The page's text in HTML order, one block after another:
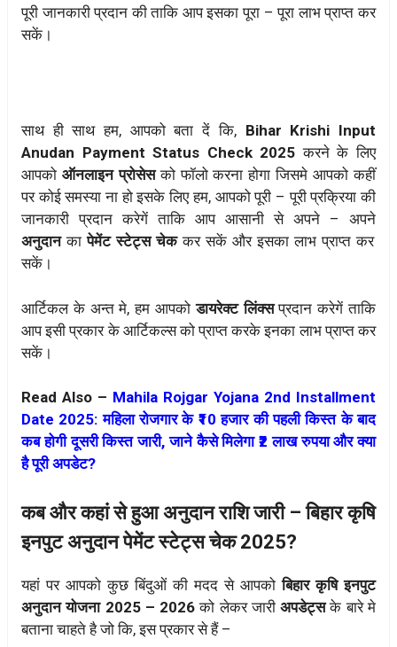
पूरी जानकारी प्रदान की ताकि आप इसका पूरा – पूरा लाभ प्राप्त कर
सकें।
साथ ही साथ हम, आपको बता दें कि, Bihar Krishi Input
Anudan Payment Status Check 2025करने के लिए
आपको ऑनलाइन प्रोसेसको फॉलो करना होगा जिसमे आपको कहीं
पर कोई समस्या ना हो इसके लिए हम, आपको पूरी – पूरी प्रक्रिया की
जानकारी प्रदान करेगें ताकि आप आसानी से अपने – अपने
अनुदानका पेमेंट स्टेट्स चेककर सकें और इसका लाभ प्राप्त कर
सकें।
आर्टिकल के अन्त मे, हम आपकोडायरेक्ट लिंक्सप्रदान करेगें ताकि
आप इसी प्रकार के आर्टिकल्स को प्राप्त करके इनका लाभ प्राप्त कर
सकें।
Read Also – Mahila Rojgar Yojana 2nd Installment
Date 2025: महिला रोजगार के ₹10 हजार की पहली किस्त के बाद
कब होगी दूसरी किस्त जारी, जाने कैसे मिलेगा ₹2 लाख रुपया और क्या
है पूरी अपडेट?
कब और कहां से हुआ अनुदान राशि जारी – बिहार कृषि
इनपुट अनुदान पेमेंट स्टेट्स चेक 2025?
यहां पर आपको कुछ बिंदुओं की मदद से आपकोबिहार कृषि इनपुट
अनुदान योजना 2025 – 2026को लेकर जारीअपडेट्सके बारे मे
बताना चाहते है जो कि, इस प्रकार से हैं –